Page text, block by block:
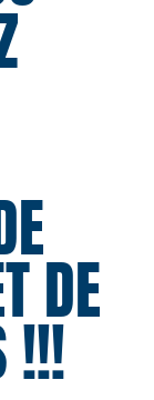
DE
!!!